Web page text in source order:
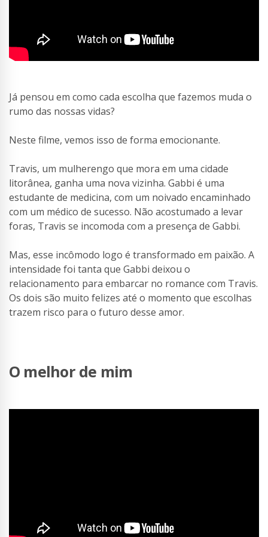
Já pensou em como cada escolha que fazemos muda o
rumo das nossas vidas?
Neste filme, vemos isso de forma emocionante.
Travis, um mulherengo que mora em uma cidade
litorânea, ganha uma nova vizinha. Gabbi é uma
estudante de medicina, com um noivado encaminhado
com um médico de sucesso. Não acostumado a levar
foras, Travis se incomoda com a presença de Gabbi.
Mas, esse incômodo logo é transformado em paixão. A
intensidade foi tanta que Gabbi deixou o
relacionamento para embarcar no romance com Travis.
Os dois são muito felizes até o momento que escolhas
trazem risco para o futuro desse amor.
O melhor de mim